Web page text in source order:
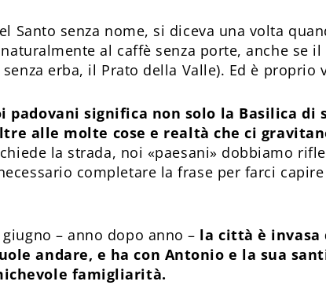
Santo senza nome, si diceva una volta
al caffè senza porte, anche se
erba, il Prato della Valle). Ed è proprio
padovani significa non solo la Basilica di
alle molte cose e realtà che ci
la strada, noi «paesani» dobbiamo
completare la frase per farci
– anno dopo anno – la città è invasa
andare, e ha con Antonio e la sua
famigliarità.